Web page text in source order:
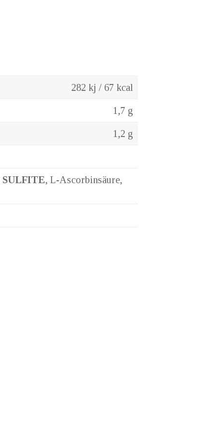
282 kj / 67 kcal
1,7 g
1,2 g
SULFITE, L-Ascorbinsäure,